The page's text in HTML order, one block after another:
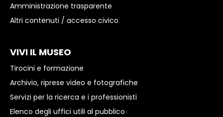
Amministrazione trasparente
Altri contenuti / accesso civico
VIVI IL MUSEO
Tirocini e formazione
Archivio, riprese video e fotografiche
Servizi per la ricerca e i professionisti
Elenco degli uffici utili al pubblico